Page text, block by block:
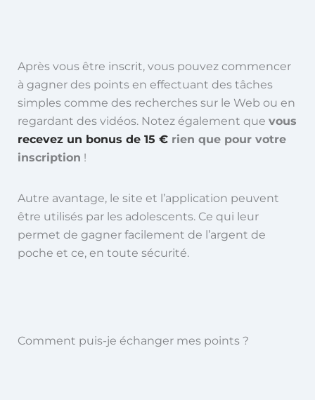
Après vous être inscrit, vous pouvez commencer
à gagner des points en effectuant des tâches
simples comme des recherches sur le Web ou en
regardant des vidéos. Notez également que vous
recevez un bonus de 15 €rien que pour votre
inscription !
Autre avantage, le site et l’application peuvent
être utilisés par les adolescents. Ce qui leur
permet de gagner facilement de l’argent de
poche et ce, en toute sécurité.
Comment puis-je échanger mes points ?